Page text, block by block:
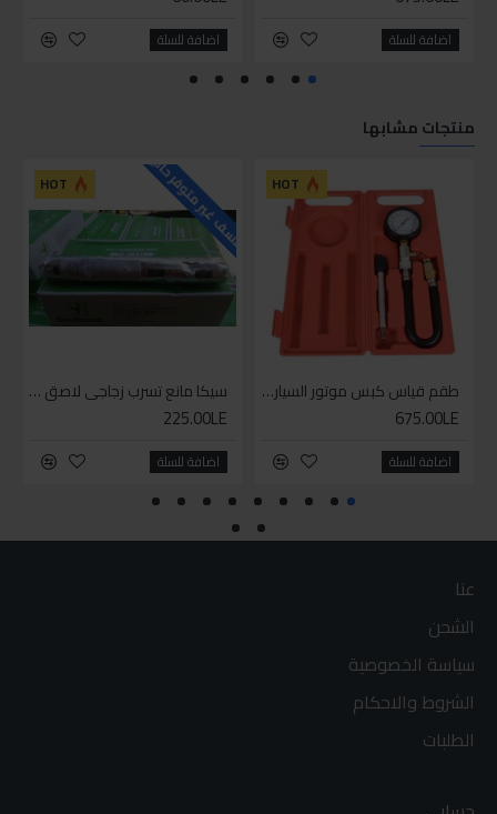
اضافة للسلة اضافة للسلة
منتجات مشابها
HOT
طقم قياس كبس موتور السياره 3 ق
675.00LE
اضافة للسلة
HOT للاسف غير متوفر حاليا
سيكا مانع تسرب زجاجي لاصق اسود 600 مل
225.00LE
اضافة للسلة
عنا
الشحن
سياسة الخصوصية
الشروط والاحكام
الطلبات